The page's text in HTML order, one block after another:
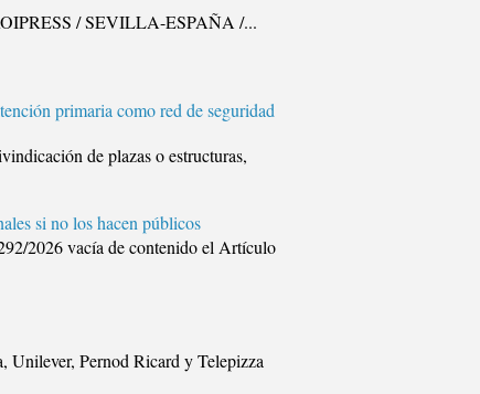
/ SEVILLA-ESPAÑA /...
primaria como red de seguridad
de plazas o estructuras,
si no los hacen públicos
2026 vacía de contenido el Artículo
Unilever, Pernod Ricard y Telepizza